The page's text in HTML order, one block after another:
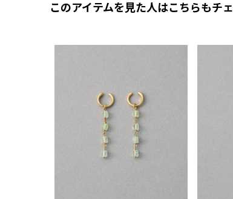
このアイテムを見た人はこちらもチ